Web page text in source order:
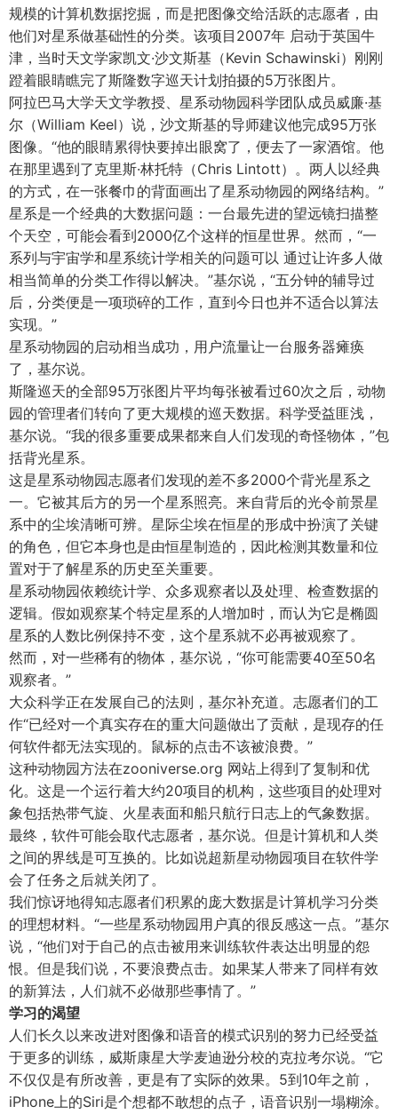
规模的计算机数据挖掘，而是把图像交给活跃的志愿者，由
他们对星系做基础性的分类。该项目2007年 启动于英国牛
津，当时天文学家凯文·沙文斯基（Kevin Schawinski）刚刚
蹬着眼睛瞧完了斯隆数字巡天计划拍摄的5万张图片。
阿拉巴马大学天文学教授、星系动物园科学团队成员威廉·基
尔（William Keel）说，沙文斯基的导师建议他完成95万张
图像。“他的眼睛累得快要掉出眼窝了，便去了一家酒馆。他
在那里遇到了克里斯·林托特（Chris Lintott）。两人以经典
的方式，在一张餐巾的背面画出了星系动物园的网络结构。”
星系是一个经典的大数据问题：一台最先进的望远镜扫描整
个天空，可能会看到2000亿个这样的恒星世界。然而，“一
系列与宇宙学和星系统计学相关的问题可以 通过让许多人做
相当简单的分类工作得以解决。”基尔说，“五分钟的辅导过
后，分类便是一项琐碎的工作，直到今日也并不适合以算法
实现。”
星系动物园的启动相当成功，用户流量让一台服务器瘫痪
了，基尔说。
斯隆巡天的全部95万张图片平均每张被看过60次之后，动物
园的管理者们转向了更大规模的巡天数据。科学受益匪浅，
基尔说。“我的很多重要成果都来自人们发现的奇怪物体，”包
括背光星系。
这是星系动物园志愿者们发现的差不多2000个背光星系之
一。它被其后方的另一个星系照亮。来自背后的光令前景星
系中的尘埃清晰可辨。星际尘埃在恒星的形成中扮演了关键
的角色，但它本身也是由恒星制造的，因此检测其数量和位
置对于了解星系的历史至关重要。
星系动物园依赖统计学、众多观察者以及处理、检查数据的
逻辑。假如观察某个特定星系的人增加时，而认为它是椭圆
星系的人数比例保持不变，这个星系就不必再被观察了。
然而，对一些稀有的物体，基尔说，“你可能需要40至50名
观察者。”
大众科学正在发展自己的法则，基尔补充道。志愿者们的工
作“已经对一个真实存在的重大问题做出了贡献，是现存的任
何软件都无法实现的。鼠标的点击不该被浪费。”
这种动物园方法在zooniverse.org 网站上得到了复制和优
化。这是一个运行着大约20项目的机构，这些项目的处理对
象包括热带气旋、火星表面和船只航行日志上的气象数据。
最终，软件可能会取代志愿者，基尔说。但是计算机和人类
之间的界线是可互换的。比如说超新星动物园项目在软件学
会了任务之后就关闭了。
我们惊讶地得知志愿者们积累的庞大数据是计算机学习分类
的理想材料。“一些星系动物园用户真的很反感这一点。”基尔
说，“他们对于自己的点击被用来训练软件表达出明显的怨
恨。但是我们说，不要浪费点击。如果某人带来了同样有效
的新算法，人们就不必做那些事情了。”
学习的渴望
人们长久以来改进对图像和语音的模式识别的努力已经受益
于更多的训练，威斯康星大学麦迪逊分校的克拉考尔说。“它
不仅仅是有所改善，更是有了实际的效果。5到10年之前，
iPhone上的Siri是个想都不敢想的点子，语音识别一塌糊涂。